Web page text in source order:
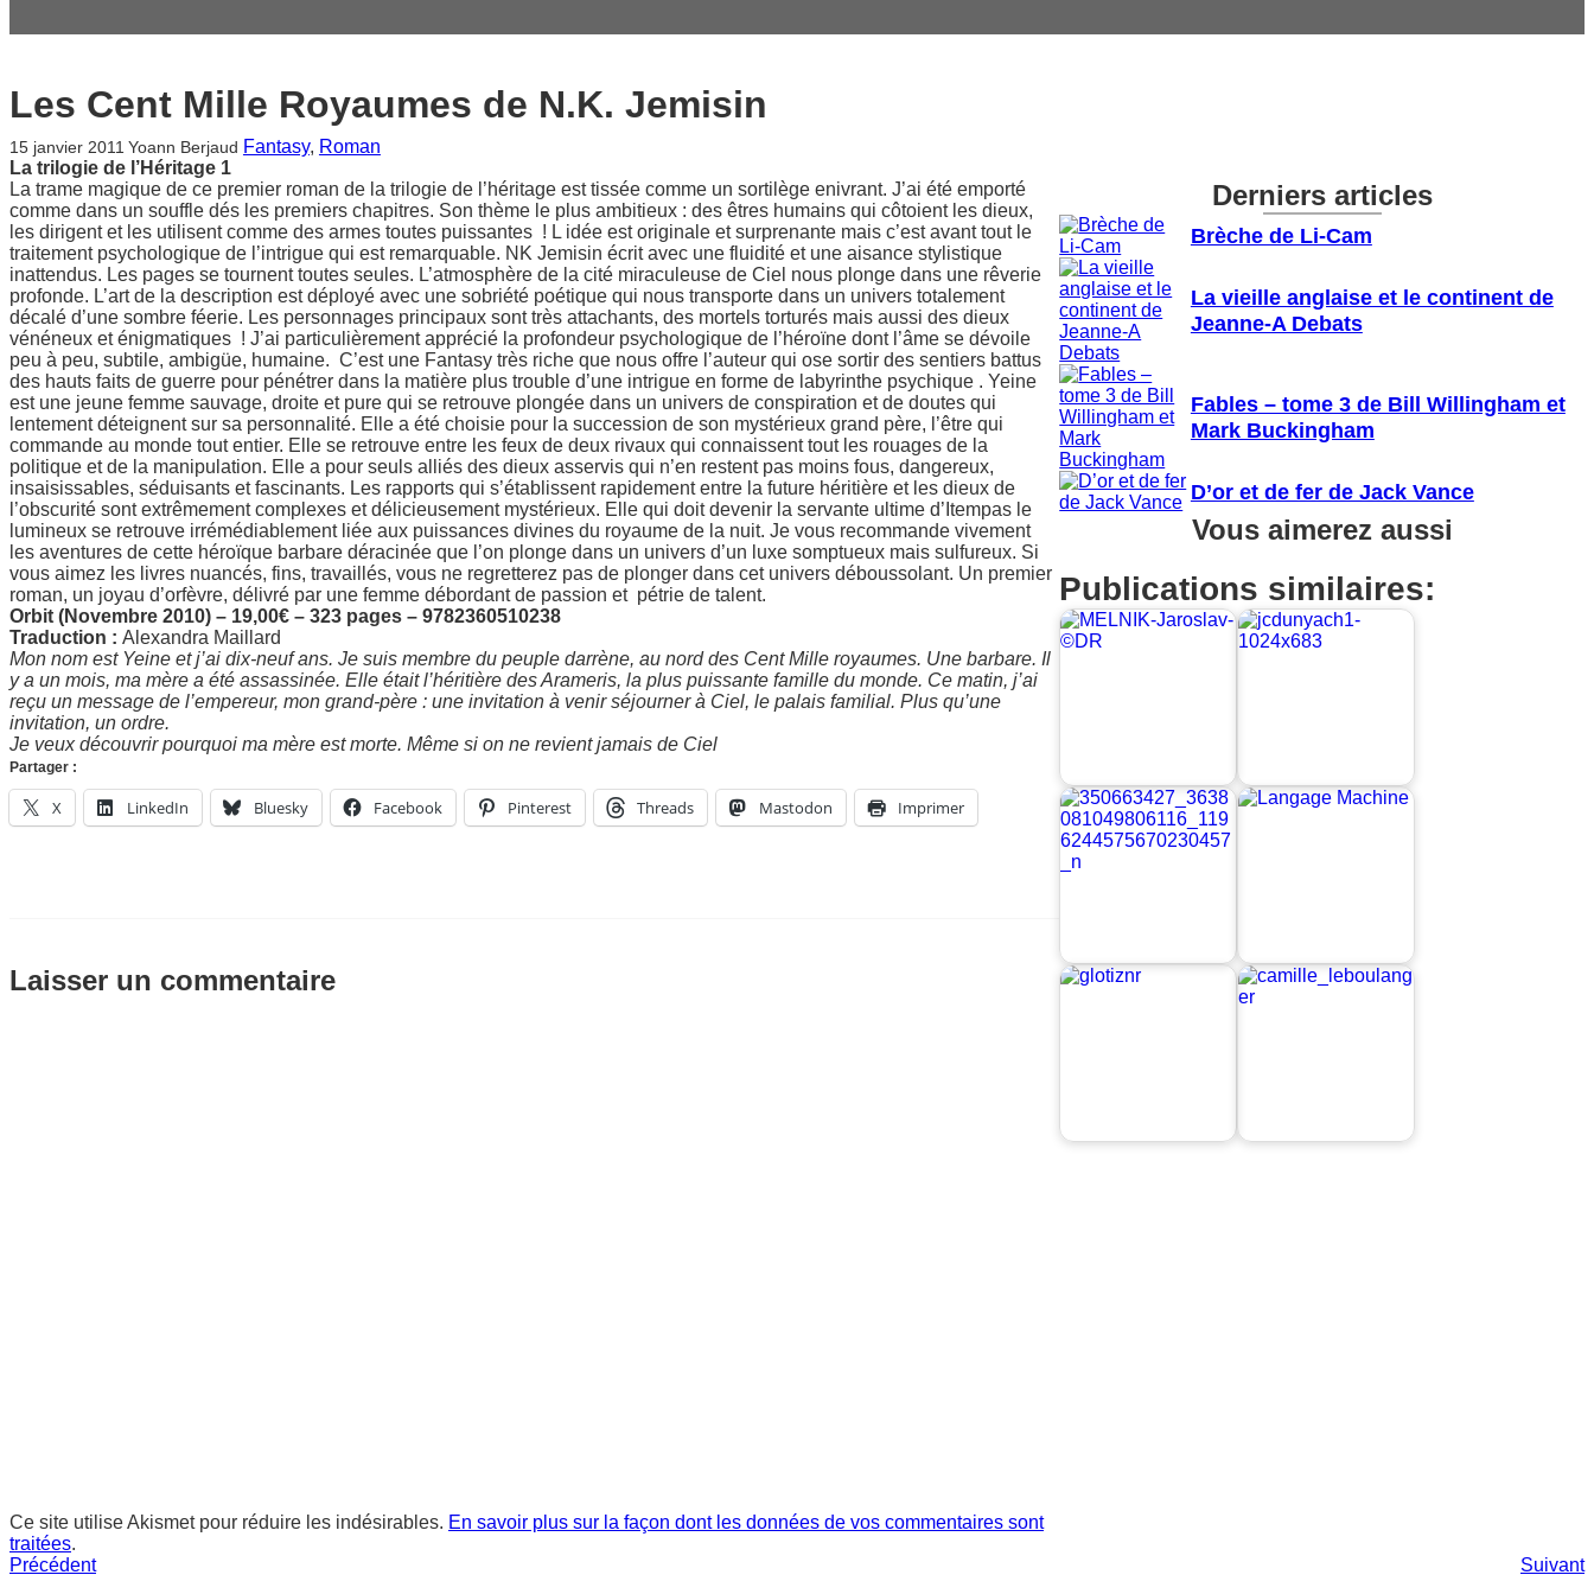
Les Cent Mille Royaumes de N.K. Jemisin
15 janvier 2011 Yoann Berjaud Fantasy, Roman
La trilogie de l’Héritage 1
La trame magique de ce premier roman de la trilogie de l’héritage est tissée comme un sortilège enivrant. J’ai été emporté
comme dans un souffle dés les premiers chapitres. Son thème le plus ambitieux : des êtres humains qui côtoient les dieux,
les dirigent et les utilisent comme des armes toutes puissantes ! L idée est originale et surprenante mais c’est avant tout le
traitement psychologique de l’intrigue qui est remarquable. NK Jemisin écrit avec une fluidité et une aisance stylistique
inattendus. Les pages se tournent toutes seules. L’atmosphère de la cité miraculeuse de Ciel nous plonge dans une rêverie
profonde. L’art de la description est déployé avec une sobriété poétique qui nous transporte dans un univers totalement
décalé d’une sombre féerie. Les personnages principaux sont très attachants, des mortels torturés mais aussi des dieux
vénéneux et énigmatiques ! J’ai particulièrement apprécié la profondeur psychologique de l’héroïne dont l’âme se dévoile
peu à peu, subtile, ambigüe, humaine. C’est une Fantasy très riche que nous offre l’auteur qui ose sortir des sentiers battus
des hauts faits de guerre pour pénétrer dans la matière plus trouble d’une intrigue en forme de labyrinthe psychique . Yeine
est une jeune femme sauvage, droite et pure qui se retrouve plongée dans un univers de conspiration et de doutes qui
lentement déteignent sur sa personnalité. Elle a été choisie pour la succession de son mystérieux grand père, l’être qui
commande au monde tout entier. Elle se retrouve entre les feux de deux rivaux qui connaissent tout les rouages de la
politique et de la manipulation. Elle a pour seuls alliés des dieux asservis qui n’en restent pas moins fous, dangereux,
insaisissables, séduisants et fascinants. Les rapports qui s’établissent rapidement entre la future héritière et les dieux de
l’obscurité sont extrêmement complexes et délicieusement mystérieux. Elle qui doit devenir la servante ultime d’Itempas le
lumineux se retrouve irrémédiablement liée aux puissances divines du royaume de la nuit. Je vous recommande vivement
les aventures de cette héroïque barbare déracinée que l’on plonge dans un univers d’un luxe somptueux mais sulfureux. Si
vous aimez les livres nuancés, fins, travaillés, vous ne regretterez pas de plonger dans cet univers déboussolant. Un premier
roman, un joyau d’orfèvre, délivré par une femme débordant de passion et pétrie de talent.
Orbit (Novembre 2010) – 19,00€ – 323 pages – 9782360510238
Traduction : Alexandra Maillard
Mon nom est Yeine et j’ai dix-neuf ans. Je suis membre du peuple darrène, au nord des Cent Mille royaumes. Une barbare. Il
y a un mois, ma mère a été assassinée. Elle était l’héritière des Arameris, la plus puissante famille du monde. Ce matin, j’ai
reçu un message de l’empereur, mon grand-père : une invitation à venir séjourner à Ciel, le palais familial. Plus qu’une
invitation, un ordre.
Je veux découvrir pourquoi ma mère est morte. Même si on ne revient jamais de Ciel
Partager :
X LinkedIn Bluesky Facebook Pinterest Threads Mastodon Imprimer
Laisser un commentaire
Ce site utilise Akismet pour réduire les indésirables. En savoir plus sur la façon dont les données de vos commentaires sont
traitées.
Derniers articles
Brèche de Li-Cam
La vieille anglaise et le continent de
Jeanne-A Debats
Fables – tome 3 de Bill Willingham et
Mark Buckingham
D’or et de fer de Jack Vance
Vous aimerez aussi
Publications similaires:
Précédent Suivant